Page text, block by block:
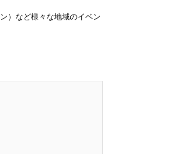
）など様々な地域のイベン